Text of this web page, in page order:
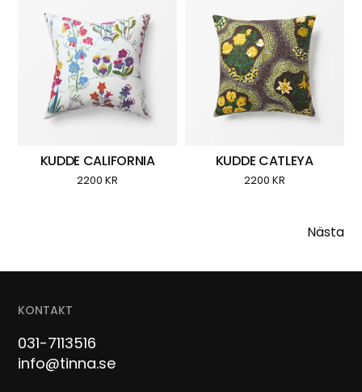
KUDDE CALIFORNIA
2200KR
KUDDE CATLEYA
2200 KR
Nästa
KONTAKT
031-7113516
info@tinna.se